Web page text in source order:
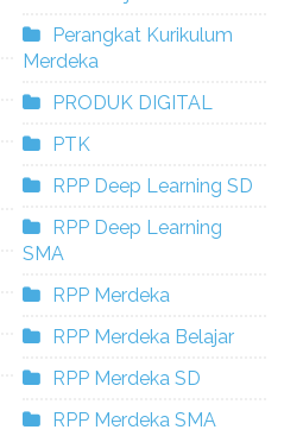
Perangkat Kurikulum
Merdeka
PRODUK DIGITAL
PTK
RPP Deep Learning SD
RPP Deep Learning
SMA
RPP Merdeka
RPP Merdeka Belajar
RPP Merdeka SD
RPP Merdeka SMA